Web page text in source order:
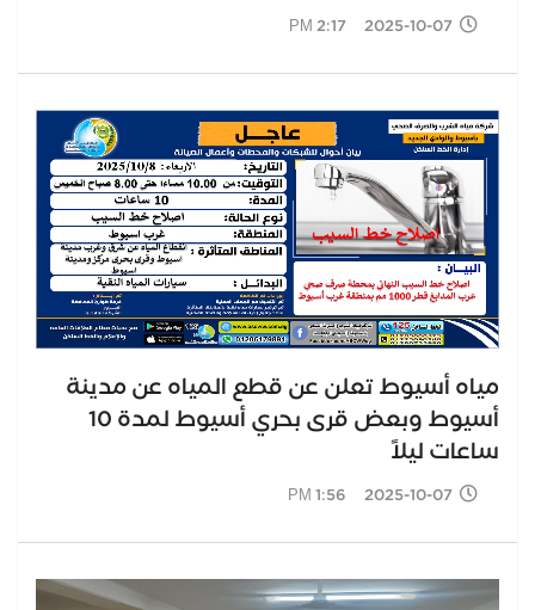
2025-10-07 2:17 PM
مياه أسيوط تعلن عن قطع المياه عن مدينة
أسيوط وبعض قرى بحري أسيوط لمدة 10
ساعات ليلاً
2025-10-07 1:56 PM